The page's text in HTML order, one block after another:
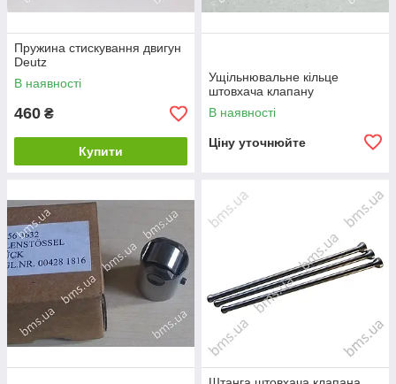
Пружина стискування двигун
Deutz
В наявності
460 ₴
Купити
Ущільнювальне кільце
штовхача клапану
В наявності
Ціну уточнюйте